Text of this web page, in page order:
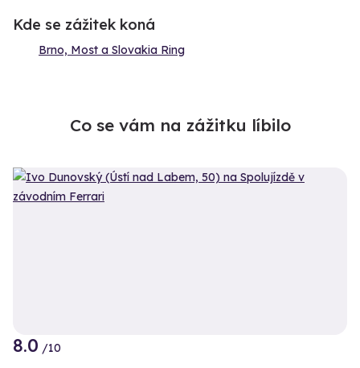
Kde se zážitek koná
Brno, Most a Slovakia Ring
Co se vám na zážitku líbilo
8.0 /10